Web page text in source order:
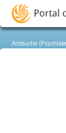
Arztsuche